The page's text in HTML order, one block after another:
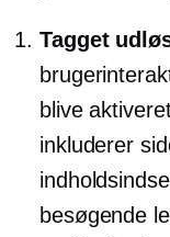
Tagget
blive
inkluderer
besøgende